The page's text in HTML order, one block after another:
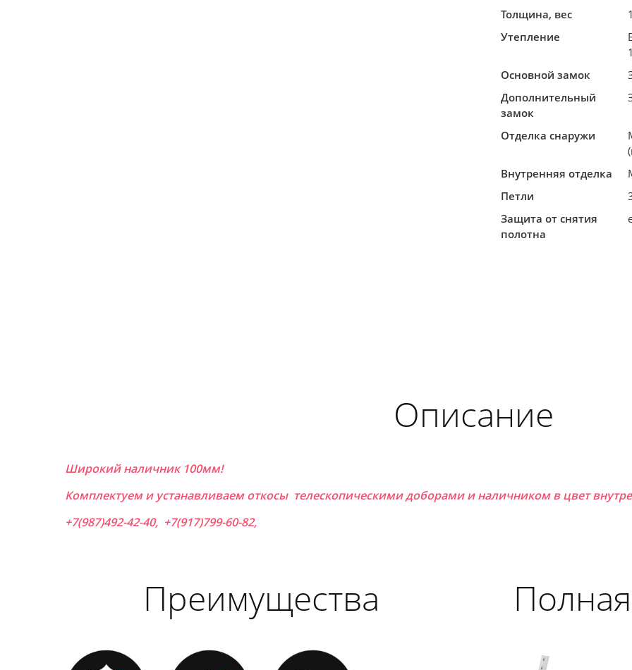
Толщина, вес
Утепление
Основной замок
Дополнительный
замок
Отделка снаружи
Внутренняя отделка
Петли
Защита от снятия
полотна
Описание
Широкий наличник 100мм!
Комплектуем и устанавливаем откосы телескопическими доборами и наличником в цвет
+7(987)492-42-40, +7(917)799-60-82,
Преимущества